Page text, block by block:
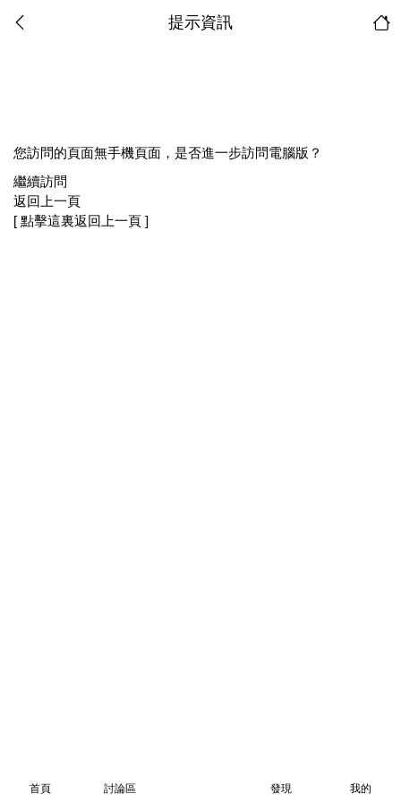
提示資訊
您訪問的頁面無手機頁面，是否進一步訪問電腦版？
繼續訪問
返回上一頁
[ 點擊這裏返回上一頁 ]
首頁 討論區 發現 我的